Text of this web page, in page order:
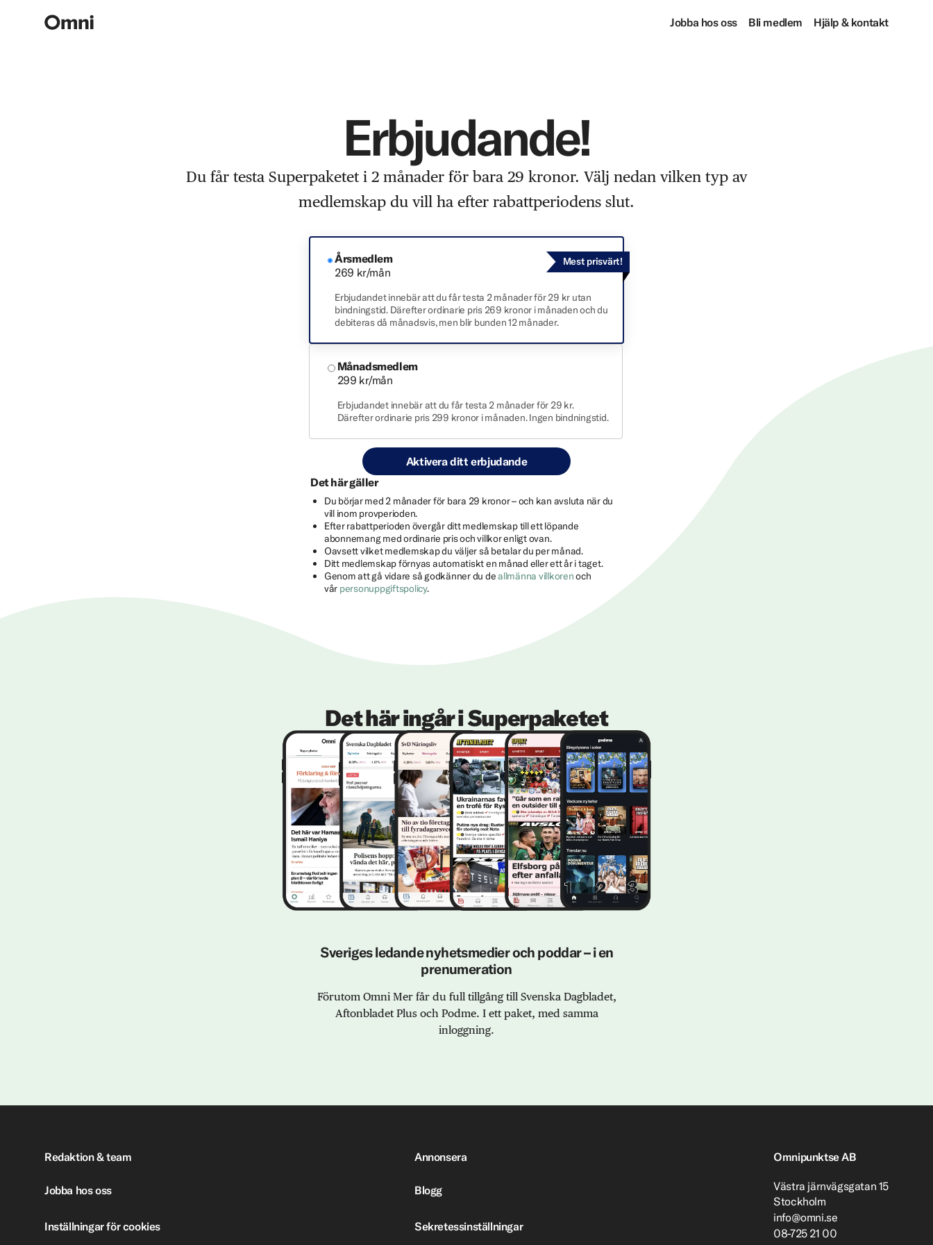
Jobba hos oss Bli medlem Hjälp & kontakt
Erbjudande!
Du får testa Superpaketet i 2 månader för bara 29 kronor. Välj nedan vilken typ av
medlemskap du vill ha efter rabattperiodens slut.
Årsmedlem
269 kr/mån
Erbjudandet innebär att du får testa 2 månader för 29 kr utan
bindningstid. Därefter ordinarie pris 269 kronor i månaden och du
debiteras då månadsvis, men blir bunden 12 månader.
Mest prisvärt!
Månadsmedlem
299 kr/mån
Erbjudandet innebär att du får testa 2 månader för 29 kr.
Därefter ordinarie pris 299 kronor i månaden. Ingen bindningstid.
Aktivera ditt erbjudande
Det här gäller
Du börjar med 2 månader för bara 29 kronor – och kan avsluta när du
vill inom provperioden.
Efter rabattperioden övergår ditt medlemskap till ett löpande
abonnemang med ordinarie pris och villkor enligt ovan.
Oavsett vilket medlemskap du väljer så betalar du per månad.
Ditt medlemskap förnyas automatiskt en månad eller ett år i taget.
Genom att gå vidare så godkänner du deallmänna villkorenoch
vår personuppgiftspolicy.
Det här ingår i Superpaketet
Sveriges ledande nyhetsmedier och poddar – i en
prenumeration
Förutom Omni Mer får du full tillgång till Svenska Dagbladet,
Aftonbladet Plus och Podme. I ett paket, med samma
inloggning.
Redaktion & team Annonsera
Jobba hos oss Blogg
Inställningar för cookies Sekretessinställningar
Omnipunktse AB
Västra järnvägsgatan 15
Stockholm
info@omni.se
08-725 21 00